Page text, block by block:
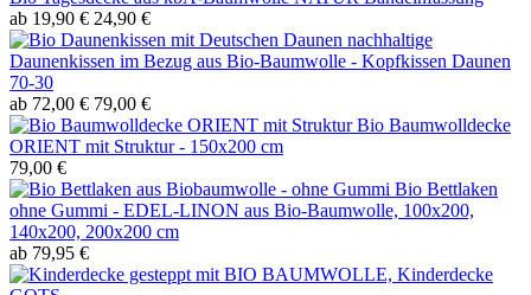
ab 19,90 € 24,90 €
nachhaltige
Daunenkissen im Bezug aus Bio-Baumwolle - Kopfkissen Daunen
70-30
ab 72,00 € 79,00 €
Bio Baumwolldecke
ORIENT mit Struktur - 150x200 cm
79,00 €
Bio Bettlaken
ohne Gummi - EDEL-LINON aus Bio-Baumwolle, 100x200,
140x200, 200x200 cm
ab 79,95 €